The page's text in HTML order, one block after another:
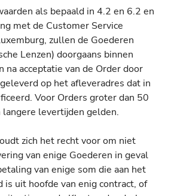
als bepaald in 4.2 en 6.2 en
met de Customer Service
zullen de Goederen
Lenzen) doorgaans binnen
na acceptatie van de Order door
op het afleveradres dat in
Voor Orders groter dan 50
levertijden gelden.
zich het recht voor om niet
van enige Goederen in geval
van enige som die aan het
is uit hoofde van enig contract, of